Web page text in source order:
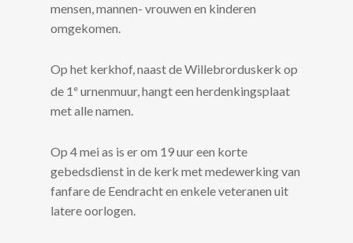
mensen, mannen- vrouwen en kinderen
omgekomen.
Op het kerkhof, naast de Willebrorduskerk op
de 1 e urnenmuur, hangt een herdenkingsplaat
met alle namen.
Op 4 mei as is er om 19 uur een korte
gebedsdienst in de kerk met medewerking van
fanfare de Eendracht en enkele veteranen uit
latere oorlogen.